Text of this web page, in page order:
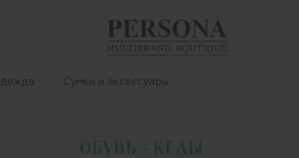
Сумки и аксессуары
ОБУВЬ - КЕДЫ